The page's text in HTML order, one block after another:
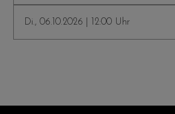
Di., 06.10.2026 | 12:00 Uhr